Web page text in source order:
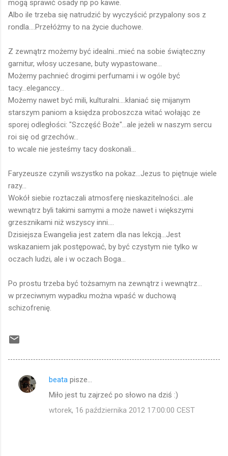
mogą sprawić osady np po kawie.
Albo ile trzeba się natrudzić by wyczyścić przypalony sos z
rondla....Przełóżmy to na życie duchowe.
Z zewnątrz możemy być idealni...mieć na sobie świąteczny
garnitur, włosy uczesane, buty wypastowane...
Możemy pachnieć drogimi perfumami i w ogóle być
tacy...eleganccy...
Możemy nawet być mili, kulturalni....kłaniać się mijanym
starszym paniom a księdza proboszcza witać wołając ze
sporej odległości: "Szczęść Boże"...ale jeżeli w naszym sercu
roi się od grzechów...
to wcale nie jesteśmy tacy doskonali...
Faryzeusze czynili wszystko na pokaz...Jezus to piętnuje wiele
razy...
Wokół siebie roztaczali atmosferę nieskazitelności...ale
wewnątrz byli takimi samymi a może nawet i większymi
grzesznikami niż wszyscy inni....
Dzisiejsza Ewangelia jest zatem dla nas lekcją...Jest
wskazaniem jak postępować, by być czystym nie tylko w
oczach ludzi, ale i w oczach Boga...
Po prostu trzeba być tożsamym na zewnątrz i wewnątrz...
w przeciwnym wypadku można wpaść w duchową
schizofrenię.
K
beata pisze…
Miło jest tu zajrzeć po słowo na dziś :)
wtorek, 16 października 2012 17:00:00 CEST